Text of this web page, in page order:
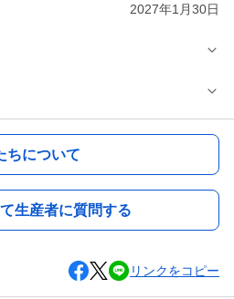
2027年1月30日
ちについて
生産者に質問する
リンクをコピー